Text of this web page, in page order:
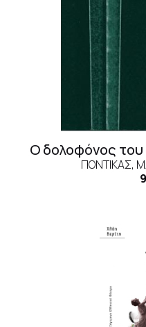
Ο δολοφόνος του
ΠΟΝΤΊΚΑΣ,